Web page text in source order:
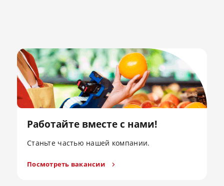
Работайте вместе с нами!
Станьте частью нашей компании.
Посмотреть вакансии